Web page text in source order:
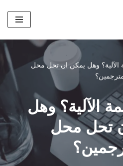
الآلیة؟ وھل یمكن ان تحل محل
الآلیة؟ وھل
تحل محل